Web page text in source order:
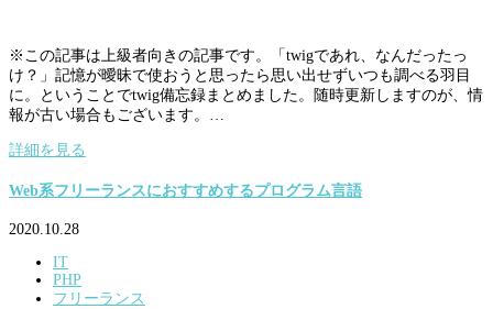
※この記事は上級者向きの記事です。「twigであれ、なんだったっ
け？」記憶が曖昧で使おうと思ったら思い出せずいつも調べる羽目
に。ということでtwig備忘録まとめました。随時更新しますのが、情
報が古い場合もございます。…
詳細を見る
Web系フリーランスにおすすめするプログラム言語
2020.10.28
IT
PHP
フリーランス